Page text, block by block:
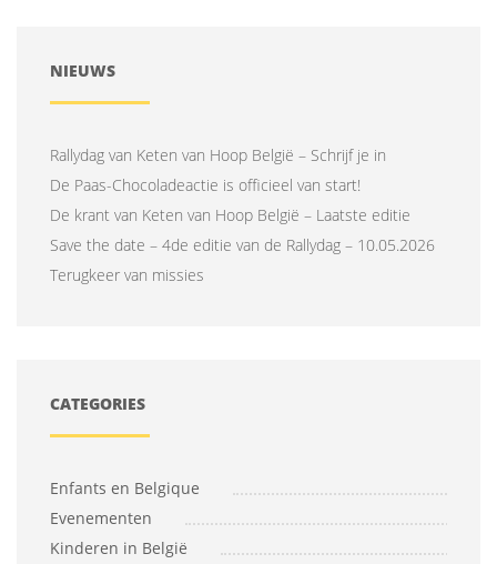
NIEUWS
Rallydag van Keten van Hoop België – Schrijf je in
De Paas-Chocoladeactie is officieel van start!
De krant van Keten van Hoop België – Laatste editie
Save the date – 4de editie van de Rallydag – 10.05.2026
Terugkeer van missies
CATEGORIES
Enfants en Belgique
Evenementen
Kinderen in België